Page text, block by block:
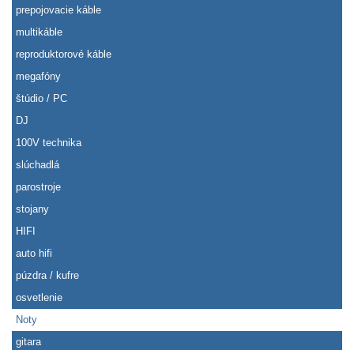
prepojovacie káble
multikáble
reproduktorové káble
megafóny
štúdio / PC
DJ
100V technika
slúchadlá
parostroje
stojany
HIFI
auto hifi
púzdra / kufre
osvetlenie
Noty
gitara